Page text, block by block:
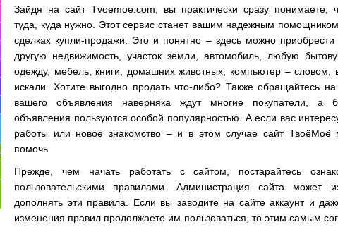
Зайдя на сайт Tvoemoe.com, вы практически сразу понимаете,
туда, куда нужно. Этот сервис станет вашим надежным
сделках купли-продажи. Это и понятно – здесь можно
другую недвижимость, участок земли, автомобиль, любую
одежду, мебель, книги, домашних животных, компьютер – словом,
искали. Хотите выгодно продать что-либо? Также обращайтесь на
вашего объявления наверняка ждут многие покупатели, а
объявления пользуются особой популярностью. А если вас
работы или новое знакомство – и в этом случае сайт ТвоёМоё
помочь.
Прежде, чем начать работать с сайтом, постарайтесь
пользовательскими правилами. Администрация сайта может
дополнять эти правила. Если вы заводите на сайте аккаунт и
изменения правил продолжаете им пользоваться, то этим самым